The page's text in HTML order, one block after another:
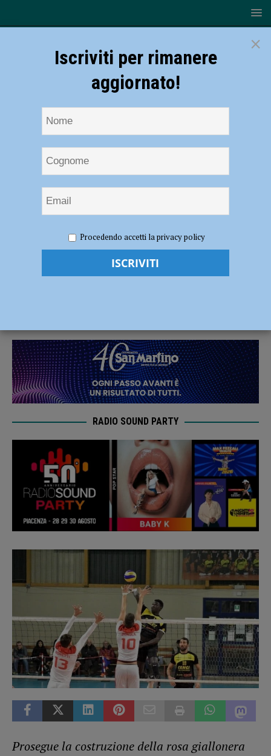
settima conferma giallonera si chiama Bara Fall
Canottieri Ongina, la settima conferma
RADIO SOUND PARTY
Prosegue la costruzione della rosa giallonera
×
Iscriviti per rimanere
aggiornato!
Procedendo accetti la privacy policy